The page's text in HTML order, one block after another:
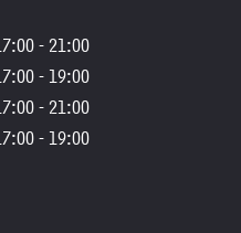
- 21:00
- 19:00
- 21:00
- 19:00